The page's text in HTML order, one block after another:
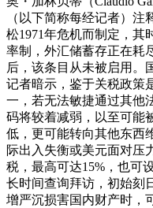
（以下简称每经记者）注
松1971年危机而制定，其
率制，外汇储蓄存正在耗
后，该条目从未被启用。
记者暗示，鉴于关税政策
一，若无法敏捷通过其他
码将较着减弱，以至可能
低，更可能转向其他东西
际出入失衡或美元面对压
税，最高可达15%，也可
长时间查询拜访，初始刻
增严沉损害国内财产时，